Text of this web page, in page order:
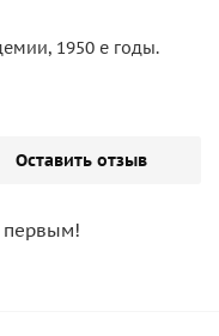
1950 е годы.
Оставить отзыв
первым!